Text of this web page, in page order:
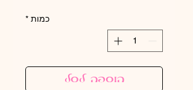
כמות *
הוספה לסל